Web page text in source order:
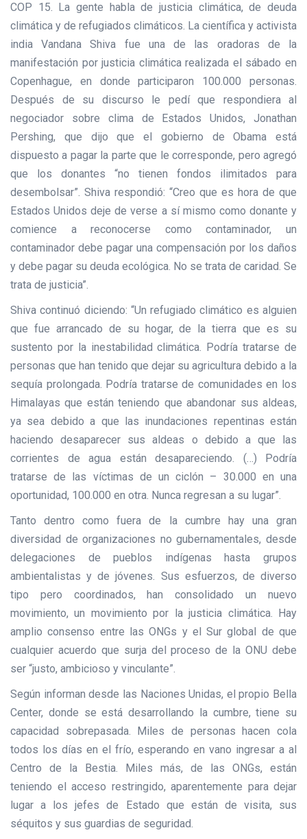
COP 15. La gente habla de justicia climática, de deuda
climática y de refugiados climáticos. La científica y activista
india Vandana Shiva fue una de las oradoras de la
manifestación por justicia climática realizada el sábado en
Copenhague, en donde participaron 100.000 personas.
Después de su discurso le pedí que respondiera al
negociador sobre clima de Estados Unidos, Jonathan
Pershing, que dijo que el gobierno de Obama está
dispuesto a pagar la parte que le corresponde, pero agregó
que los donantes “no tienen fondos ilimitados para
desembolsar”. Shiva respondió: “Creo que es hora de que
Estados Unidos deje de verse a sí mismo como donante y
comience a reconocerse como contaminador, un
contaminador debe pagar una compensación por los daños
y debe pagar su deuda ecológica. No se trata de caridad. Se
trata de justicia”.
Shiva continuó diciendo: “Un refugiado climático es alguien
que fue arrancado de su hogar, de la tierra que es su
sustento por la inestabilidad climática. Podría tratarse de
personas que han tenido que dejar su agricultura debido a la
sequía prolongada. Podría tratarse de comunidades en los
Himalayas que están teniendo que abandonar sus aldeas,
ya sea debido a que las inundaciones repentinas están
haciendo desaparecer sus aldeas o debido a que las
corrientes de agua están desapareciendo. (…) Podría
tratarse de las víctimas de un ciclón – 30.000 en una
oportunidad, 100.000 en otra. Nunca regresan a su lugar”.
Tanto dentro como fuera de la cumbre hay una gran
diversidad de organizaciones no gubernamentales, desde
delegaciones de pueblos indígenas hasta grupos
ambientalistas y de jóvenes. Sus esfuerzos, de diverso
tipo pero coordinados, han consolidado un nuevo
movimiento, un movimiento por la justicia climática. Hay
amplio consenso entre las ONGs y el Sur global de que
cualquier acuerdo que surja del proceso de la ONU debe
ser “justo, ambicioso y vinculante”.
Según informan desde las Naciones Unidas, el propio Bella
Center, donde se está desarrollando la cumbre, tiene su
capacidad sobrepasada. Miles de personas hacen cola
todos los días en el frío, esperando en vano ingresar a al
Centro de la Bestia. Miles más, de las ONGs, están
teniendo el acceso restringido, aparentemente para dejar
lugar a los jefes de Estado que están de visita, sus
séquitos y sus guardias de seguridad.